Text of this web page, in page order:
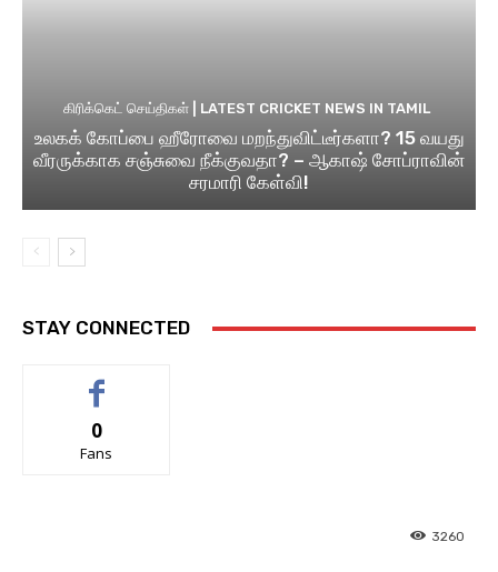
கிரிக்கெட் செய்திகள் | LATEST CRICKET NEWS IN TAMIL
உலகக் கோப்பை ஹீரோவை மறந்துவிட்டீர்களா? 15 வயது
வீரருக்காக சஞ்சுவை நீக்குவதா? – ஆகாஷ் சோப்ராவின்
சரமாரி கேள்வி!
STAY CONNECTED
0
Fans
3260